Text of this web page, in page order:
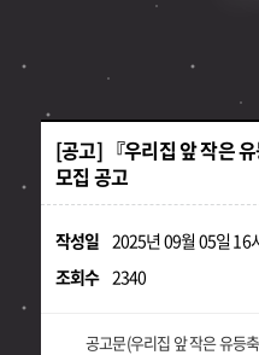
[공고] 『우리집 앞 작은
모집 공고
작성일 2025년 09월 05일 16
조회수 2340
공고문(우리집 앞 작은